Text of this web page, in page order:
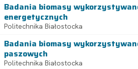
Badania biomasy
energetycznych
Politechnika Białostocka
Badania biomasy
paszowych
Politechnika Białostocka